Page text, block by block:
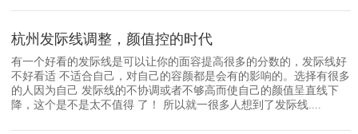
杭州发际线调整，颜值控的时代
有一个好看的发际线是可以让你的面容提高很多的分数的，发际线好
不好看适 不适合自己，对自己的容颜都是会有的影响的。选择有很多
的人因为自己 发际线的不协调或者不够高而使自己的颜值呈直线下
降，这个是不是太不值得 了！ 所以就一很多人想到了发际线....